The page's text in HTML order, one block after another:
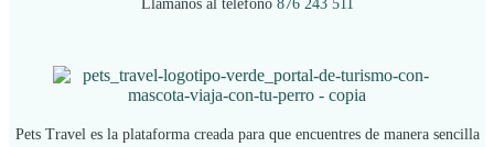
Llámanos al teléfono 876 243 511
Pets Travel es la plataforma creada para que encuentres de manera sencilla